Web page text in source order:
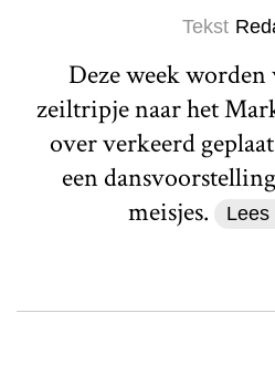
Tekst
Deze week
zeiltripje naar het
over verkeerd
een
meisjes.
Lees